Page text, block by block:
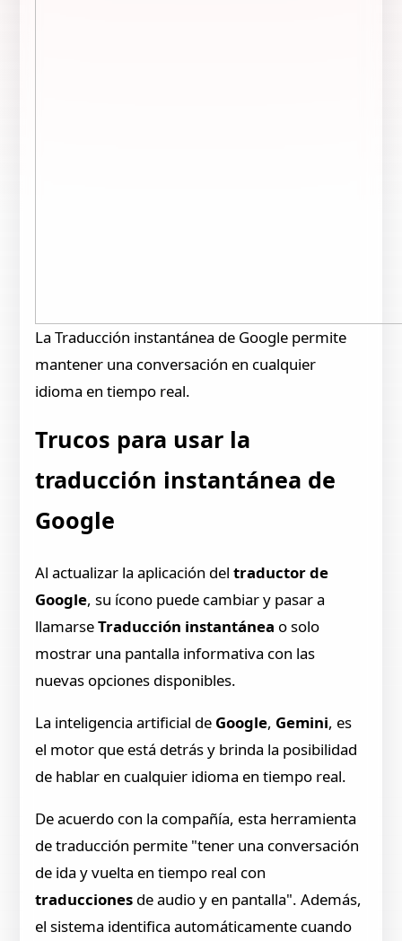
La Traducción instantánea de Google permite
mantener una conversación en cualquier
idioma en tiempo real.
Trucos para usar la
traducción instantánea de
Google
Al actualizar la aplicación del traductor de
Google, su ícono puede cambiar y pasar a
llamarseTraducción instantánea o solo
mostrar una pantalla informativa con las
nuevas opciones disponibles.
La inteligencia artificial de Google, Gemini, es
el motor que está detrás y brinda la posibilidad
de hablar en cualquier idioma en tiempo real.
De acuerdo con la compañía, esta herramienta
de traducción permite "tener una conversación
de ida y vuelta en tiempo real con
traducciones de audio y en pantalla". Además,
el sistema identifica automáticamente cuando